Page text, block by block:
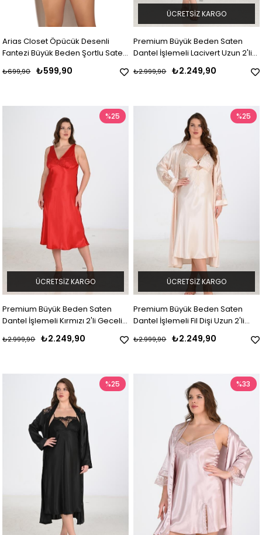
Arias Closet Öpücük Desenli
Fantezi Büyük Beden Şortlu Saten
₺599,90
₺699,90
Premium Büyük Beden Saten
Dantel İşlemeli Lacivert Uzun 2'li
Gecelik Sabahlık Takımı Bigsize
₺2.249,90
₺2.999,90
ÜCRETSIZ KARGO
Premium Büyük Beden Saten
Dantel İşlemeli Kırmızı 2'li Gecelik
Sabahlık Takımı Bigsize
₺2.249,90
₺2.999,90
%25
ÜCRETSIZ KARGO
Premium Büyük Beden Saten
Dantel İşlemeli Fil Dişi Uzun 2'li
Gecelik Sabahlık Takımı Bigsize
₺2.249,90
₺2.999,90
%25
ÜCRETSIZ KARGO
%25 %33